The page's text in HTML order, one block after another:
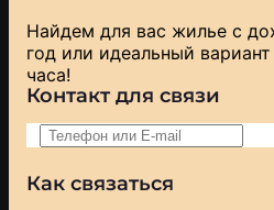
Найдем для вас жилье с
год или идеальный
часа!
Контакт для связи
Как связаться